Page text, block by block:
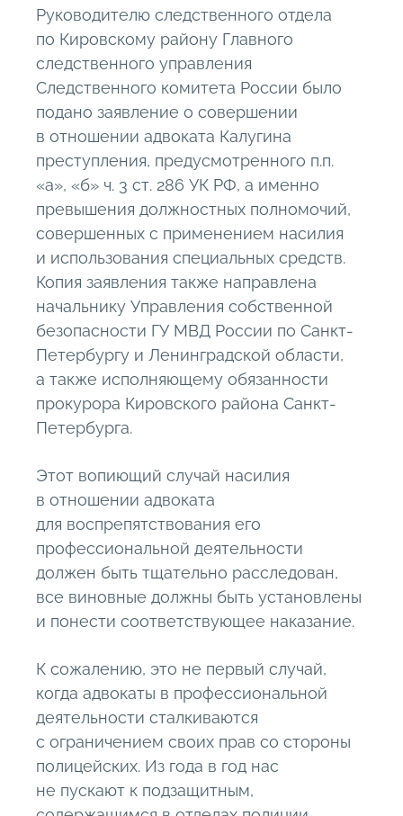
Руководителю следственного отдела
по Кировскому району Главного
следственного управления
Следственного комитета России было
подано заявление о совершении
в отношении адвоката Калугина
преступления, предусмотренного п.п.
«а», «б» ч. 3 ст. 286 УК РФ, а именно
превышения должностных полномочий,
совершенных с применением насилия
и использования специальных средств.
Копия заявления также направлена
начальнику Управления собственной
безопасности ГУ МВД России по Санкт-
Петербургу и Ленинградской области,
а также исполняющему обязанности
прокурора Кировского района Санкт-
Петербурга.
Этот вопиющий случай насилия
в отношении адвоката
для воспрепятствования его
профессиональной деятельности
должен быть тщательно расследован,
все виновные должны быть установлены
и понести соответствующее наказание.
К сожалению, это не первый случай,
когда адвокаты в профессиональной
деятельности сталкиваются
с ограничением своих прав со стороны
полицейских. Из года в год нас
не пускают к подзащитным,